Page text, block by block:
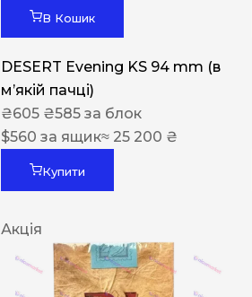
В Кошик
DESERT Evening KS 94 mm (в
мʼякій пачці)
₴605 ₴585 за блок
$560 за ящик≈ 25 200 ₴
Купити
Акція